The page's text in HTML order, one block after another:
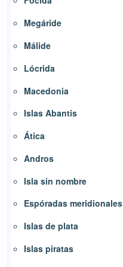
Megáride
Málide
Lócrida
Macedonia
Islas Abantis
Ática
Andros
Isla sin nombre
Espóradas meridionales
Islas de plata
Islas piratas